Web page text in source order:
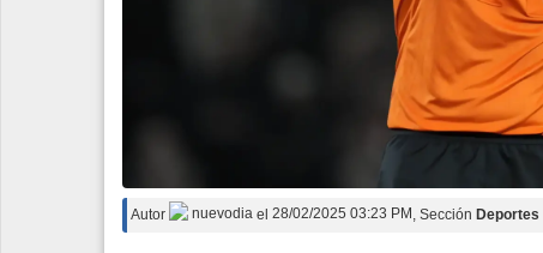
Autor nuevodia el 28/02/2025 03:23 PM , Sección Deportes